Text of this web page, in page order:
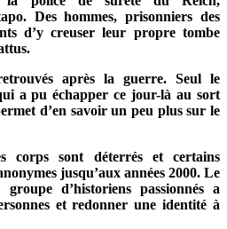
Des hommes, prisonniers des
d’y creuser leur propre tombe
après la guerre. Seul le
a pu échapper ce jour-là au sort
d’en savoir un peu plus sur le
corps sont déterrés et certains
jusqu’aux années 2000. Le
d’historiens passionnés a
et redonner une identité à